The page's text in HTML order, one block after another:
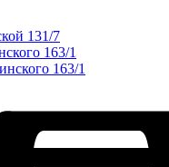
131/7
163/1
163/1